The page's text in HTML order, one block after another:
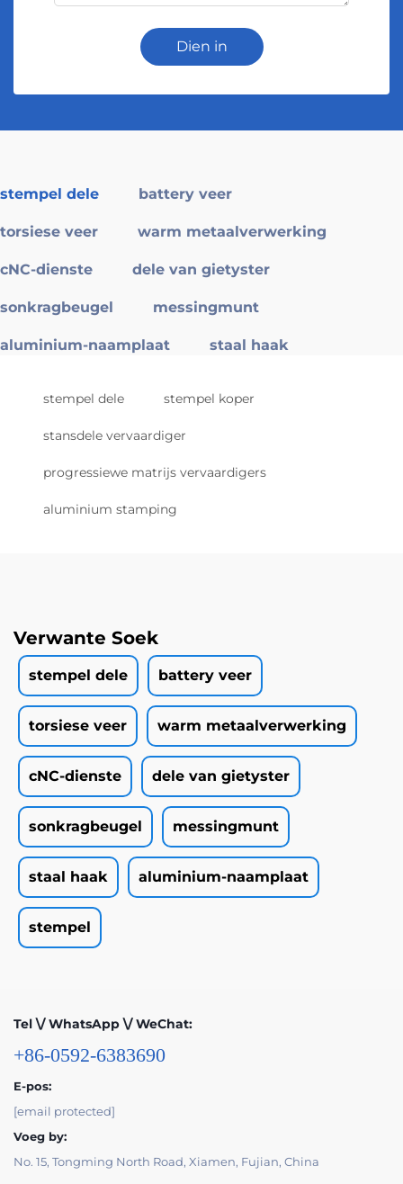
Dien in
stempel dele battery veer
torsiese veer warm metaalverwerking
cNC-dienste dele van gietyster
sonkragbeugel messingmunt
aluminium-naamplaat staal haak
stempel dele stempel koper
stansdele vervaardiger
progressiewe matrijs vervaardigers
aluminium stamping
Verwante Soek
stempel dele battery veer
torsiese veer warm metaalverwerking
cNC-dienste dele van gietyster
sonkragbeugel messingmunt
staal haak aluminium-naamplaat
stempel
Tel \/ WhatsApp \/ WeChat:
+86-0592-6383690
E-pos:
[email protected]
Voeg by:
No. 15, Tongming North Road, Xiamen, Fujian, China